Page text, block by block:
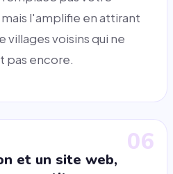
l'amplifie en attirant
villages voisins qui ne
pas encore.
06
et un site web,